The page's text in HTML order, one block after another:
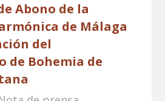
Abono de la
de Málaga
del
de Bohemia de